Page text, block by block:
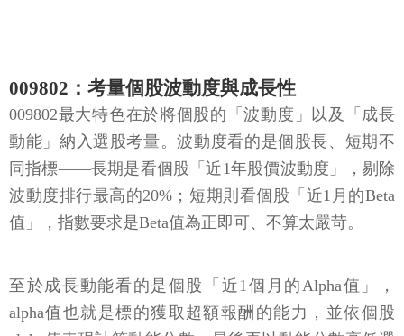
009802：考量個股波動度與成長性
009802最大特色在於將個股的「波動度」以及「成長
動能」納入選股考量。波動度看的是個股長、短期不
同指標——長期是看個股「近1年股價波動度」，剔除
波動度排行最高的20%；短期則看個股「近1月的Beta
值」，指數要求是Beta值為正即可、不算太嚴苛。
至於成長動能看的是個股「近1個月的Alpha值」，
alpha值也就是標的獲取超額報酬的能力，並依個股